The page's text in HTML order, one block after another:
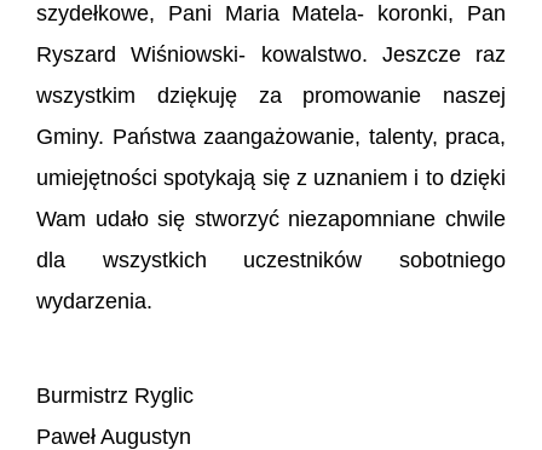
szydełkowe, Pani Maria Matela- koronki, Pan
Ryszard Wiśniowski- kowalstwo. Jeszcze raz
wszystkim dziękuję za promowanie naszej
Gminy. Państwa zaangażowanie, talenty, praca,
umiejętności spotykają się z uznaniem i to dzięki
Wam udało się stworzyć niezapomniane chwile
dla wszystkich uczestników sobotniego
wydarzenia.
Burmistrz Ryglic
Paweł Augustyn